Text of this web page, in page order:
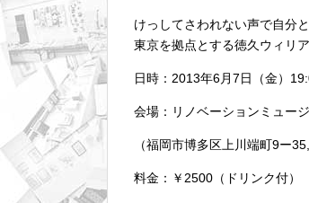
けっしてさわれない声で自分
東京を拠点とする徳久ウィリ
日時：2013年6月7日（金）
会場：リノベーションミュー
（福岡市博多区上川端町9ー
料金：￥2500（ドリンク付）